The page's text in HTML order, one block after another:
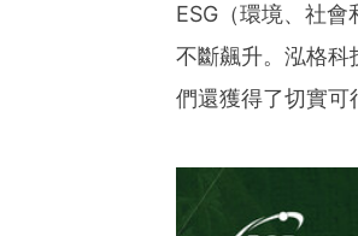
ESG（環境、社
不斷飆升。泓格科
們還獲得了切實